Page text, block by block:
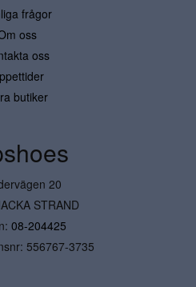
frågor
oss
oss
butiker
20
STRAND
08-204425
556767-3735